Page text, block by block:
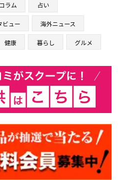
コラム 占い
ビュー 海外ニュース
健康 暮らし グルメ